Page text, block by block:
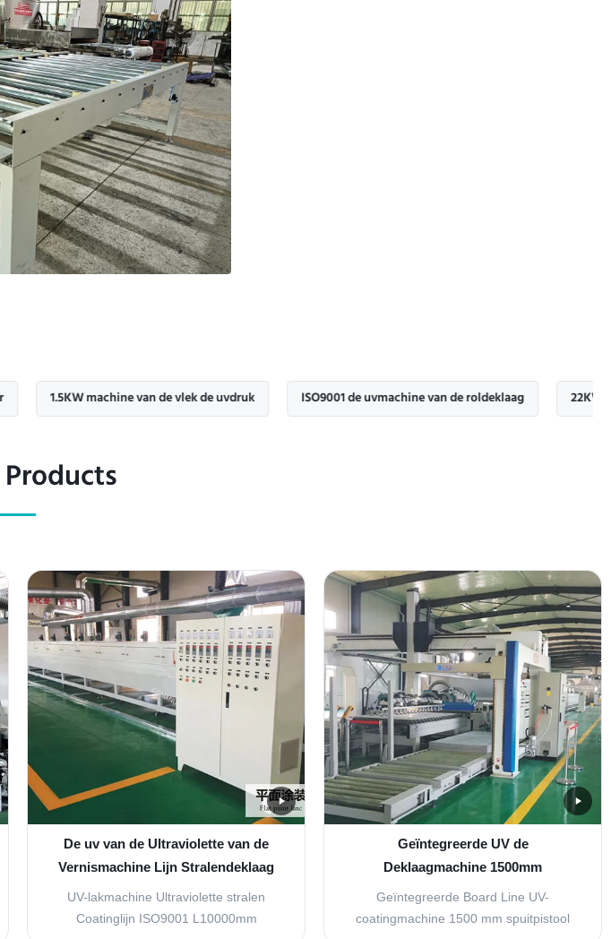
machine van de vlek de uvdruk ISO9001 de uvmachine van de roldeklaag 22KW digitale
De uv van de Ultraviolette van de
Vernismachine Lijn Stralendeklaag
ISO9001 L10000mm
UV-lakmachine Ultraviolette stralen
Coatinglijn ISO9001 L10000mm
Geïntegreerde UV de
Deklaagmachine 1500mm
Spuitpistool 380VAC van de
Raadslijn
Geïntegreerde Board Line UV-
coatingmachine 1500 mm spuitpistool